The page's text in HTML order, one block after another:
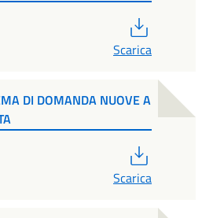
Scarica
DI DOMANDA NUOVE A
Scarica